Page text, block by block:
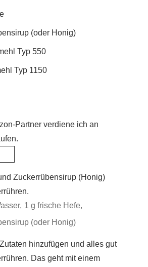
(oder Honig)
Typ 550
Typ 1150
Zuckerrübensirup (Honig)
1 g frische Hefe,
(oder Honig)
hinzufügen und alles gut
Das geht mit einem